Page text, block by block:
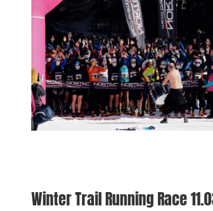
Winter Trail Running Race